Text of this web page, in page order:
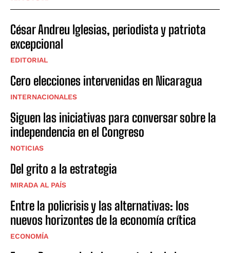
César Andreu Iglesias, periodista y patriota
excepcional
EDITORIAL
Cero elecciones intervenidas en Nicaragua
INTERNACIONALES
Siguen las iniciativas para conversar sobre la
independencia en el Congreso
NOTICIAS
Del grito a la estrategia
MIRADA AL PAÍS
Entre la policrisis y las alternativas: los
nuevos horizontes de la economía crítica
ECONOMÍA